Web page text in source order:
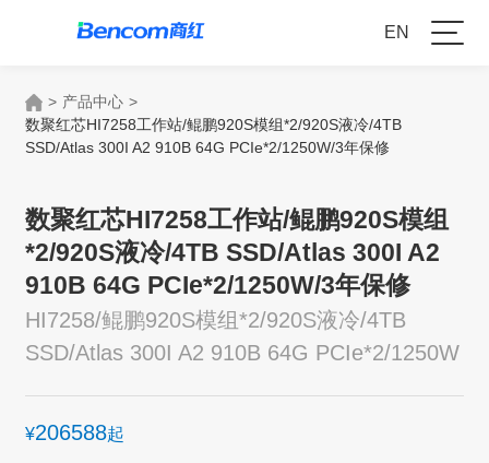
EN
> 产品中心 >
数聚红芯HI7258工作站/鲲鹏920S模组*2/920S液冷/4TB
SSD/Atlas 300I A2 910B 64G PCIe*2/1250W/3年保修
数聚红芯HI7258工作站/鲲鹏920S模组
*2/920S液冷/4TB SSD/Atlas 300I A2
910B 64G PCIe*2/1250W/3年保修
HI7258/鲲鹏920S模组*2/920S液冷/4TB
SSD/Atlas 300I A2 910B 64G PCIe*2/1250W
¥206588起